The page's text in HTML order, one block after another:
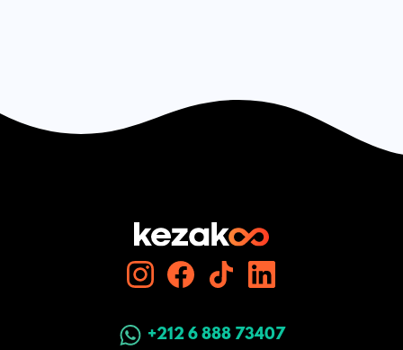
+212 6 888 73407